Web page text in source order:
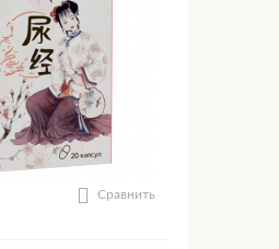
Сравнить